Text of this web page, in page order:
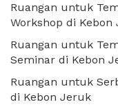
Ruangan untuk
Workshop di Kebon
Ruangan untuk
Seminar di Kebon
Ruangan untuk
di Kebon Jeruk